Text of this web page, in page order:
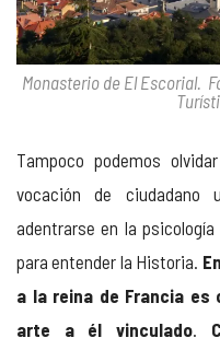
Monasterio de El Escorial.
Tampoco podemos
vocación de
adentrarse en la
para entender la Historia. En
a la reina de Francia es
arte a él vinculado.